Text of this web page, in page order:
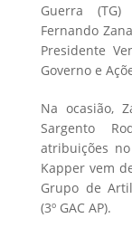
Guerra (TG)
Fernando
Presidente
Governo e
Na ocasião,
Sargento
atribuições
Kapper vem
Grupo de
(3º GAC AP).